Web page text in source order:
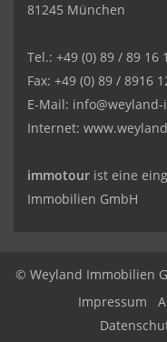
81245 München
Tel.: +49 (0) 89 / 89 16
Fax: +49 (0) 89 / 8916
E-Mail:
Internet:
immotour ist eine
Immobilien GmbH
© Weyland Immobilien
Impressum